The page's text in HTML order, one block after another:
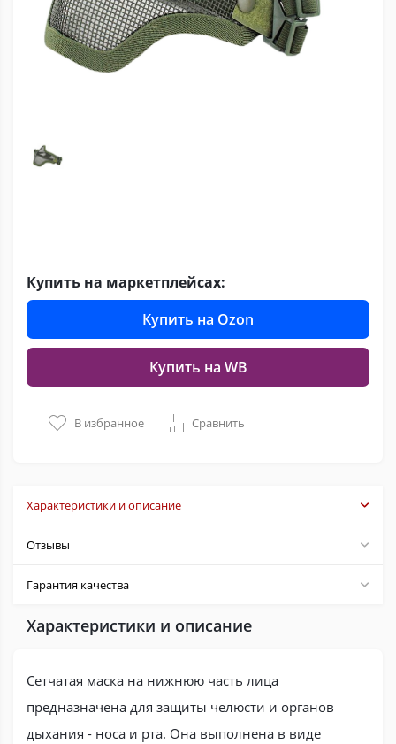
Купить на маркетплейсах:
Купить на Ozon
Купить на WB
В избранное Сравнить
Характеристики и описание
Отзывы
Гарантия качества
Характеристики и описание
Сетчатая маска на нижнюю часть лица
предназначена для защиты челюсти и органов
дыхания - носа и рта. Она выполнена в виде